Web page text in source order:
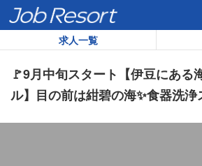
求人一覧
HOME 求人一覧 🚩9月中旬スタート
リゾートバイト求人番号：
🚩9月中旬スタート【伊豆にある
ル】目の前は紺碧の海✨食器洗